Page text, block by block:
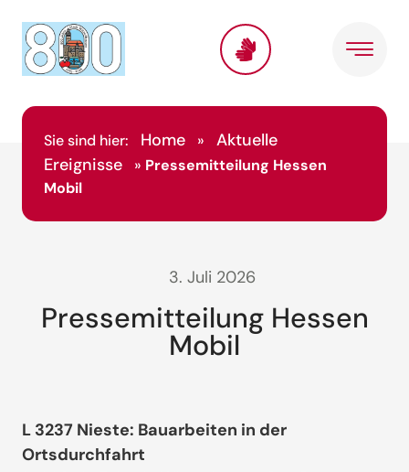
Sie sind hier: Home »
Aktuelle
Ereignisse
» Pressemitteilung Hessen
Mobil
3. Juli 2026
Pressemitteilung Hessen
Mobil
L 3237 Nieste: Bauarbeiten in der
Ortsdurchfahrt